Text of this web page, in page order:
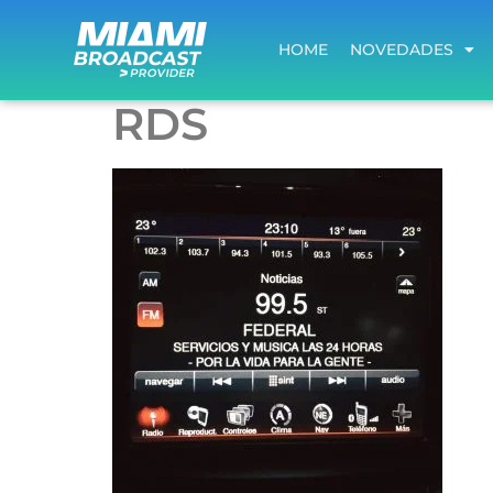
HOME NOVEDADES
HOME NOVEDADES
RDS